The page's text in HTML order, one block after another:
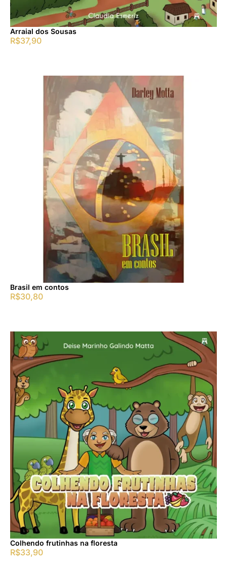
Arraial dos Sousas
R$37,90
Brasil em contos
R$30,80
Colhendo frutinhas na floresta
R$33,90